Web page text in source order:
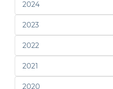
2024
2023
2022
2021
2020